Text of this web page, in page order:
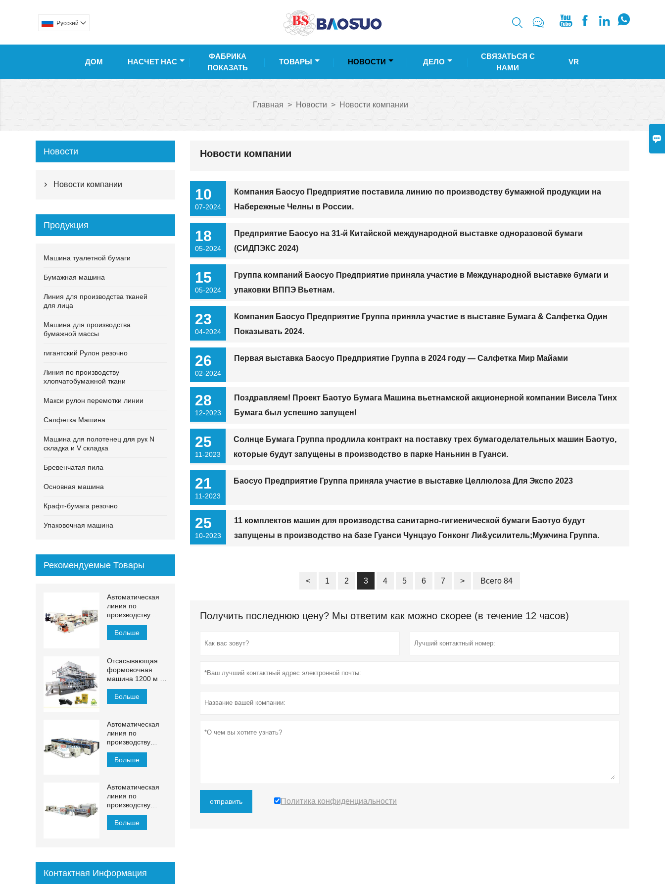

Pусский       
ДОМ НАСЧЕТ НАС
ФАБРИКА
ПОКАЗАТЬ
ТОВАРЫ НОВОСТИ ДЕЛО
СВЯЗАТЬСЯ С
НАМИ
VR
Главная > Новости > Новости компании
Новости компании
10
07-2024
Компания Баосуо Предприятие поставила линию по производству бумажной продукции на
Набережные Челны в России.
18
05-2024
Предприятие Баосуо на 31-й Китайской международной выставке одноразовой бумаги
(СИДПЭКС 2024)
15
05-2024
Группа компаний Баосуо Предприятие приняла участие в Международной выставке бумаги и
упаковки ВППЭ Вьетнам.
23
04-2024
Компания Баосуо Предприятие Группа приняла участие в выставке Бумага & Салфетка Один
Показывать 2024.
26
02-2024
Первая выставка Баосуо Предприятие Группа в 2024 году — Салфетка Мир Майами
28
12-2023
Поздравляем! Проект Баотуо Бумага Машина вьетнамской акционерной компании Висела Тинх
Бумага был успешно запущен!
25
11-2023
Солнце Бумага Группа продлила контракт на поставку трех бумагоделательных машин Баотуо,
которые будут запущены в производство в парке Наньнин в Гуанси.
21
11-2023
Баосуо Предприятие Группа приняла участие в выставке Целлюлоза Для Экспо 2023
25
10-2023
11 комплектов машин для производства санитарно-гигиенической бумаги Баотуо будут
запущены в производство на базе Гуанси Чунцзуо Гонконг Ли&усилитель;Мужчина Группа.
< 1 2 3 4 5 6 7 > Всего 84
Получить последнюю цену? Мы ответим как можно скорее (в течение 12 часов)
отправить Политика конфиденциальности
Новости
 Новости компании
Продукция
Машина туалетной бумаги
Бумажная машина
Линия для производства тканей
для лица
Машина для производства
бумажной массы
гигантский Рулон резочно
Линия по производству
хлопчатобумажной ткани
Макси рулон перемотки линии
Салфетка Машина
Машина для полотенец для рук N
складка и V складка
Бревенчатая пила
Основная машина
Крафт-бумага резочно
Упаковочная машина
Рекомендуемые Товары
Автоматическая
линия по
производству
бумажных
полотенец для
рук МДЖН-ПЛ
Больше
Отсасывающая
формовочная
машина 1200 м /
мин
Больше
Автоматическая
линия по
производству
салфеток для
лица ЙХ-ФГ
Больше
Автоматическая
линия по
производству
косметических
салфеток 1500–
2200 мм с
Больше
Контактная Информация